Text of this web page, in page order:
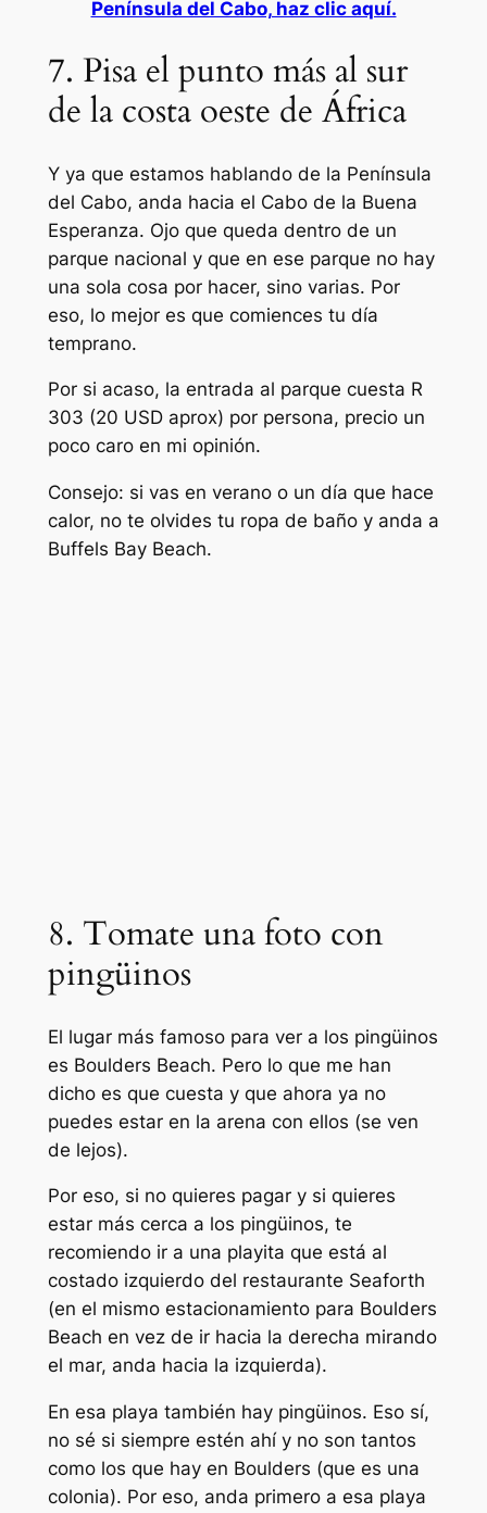
Península del Cabo, haz clic aquí.
7. Pisa el punto más al sur
de la costa oeste de África
Y ya que estamos hablando de la Península
del Cabo, anda hacia el Cabo de la Buena
Esperanza. Ojo que queda dentro de un
parque nacional y que en ese parque no hay
una sola cosa por hacer, sino varias. Por
eso, lo mejor es que comiences tu día
temprano.
Por si acaso, la entrada al parque cuesta R
303 (20 USD aprox) por persona, precio un
poco caro en mi opinión.
Consejo: si vas en verano o un día que hace
calor, no te olvides tu ropa de baño y anda a
Buffels Bay Beach.
8. Tomate una foto con
pingüinos
El lugar más famoso para ver a los pingüinos
es Boulders Beach. Pero lo que me han
dicho es que cuesta y que ahora ya no
puedes estar en la arena con ellos (se ven
de lejos).
Por eso, si no quieres pagar y si quieres
estar más cerca a los pingüinos, te
recomiendo ir a una playita que está al
costado izquierdo del restaurante Seaforth
(en el mismo estacionamiento para Boulders
Beach en vez de ir hacia la derecha mirando
el mar, anda hacia la izquierda).
En esa playa también hay pingüinos. Eso sí,
no sé si siempre estén ahí y no son tantos
como los que hay en Boulders (que es una
colonia). Por eso, anda primero a esa playa